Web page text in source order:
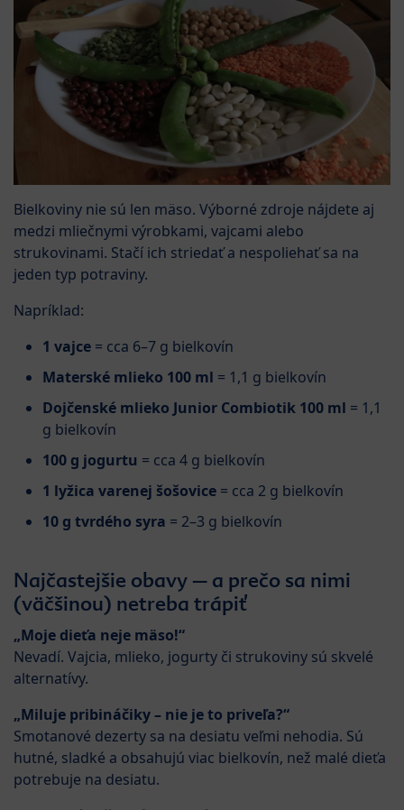
Bielkoviny nie sú len mäso. Výborné zdroje nájdete aj
medzi mliečnymi výrobkami, vajcami alebo
strukovinami. Stačí ich striedať a nespoliehať sa na
jeden typ potraviny.
Napríklad:
1 vajce = cca 6–7 g bielkovín
Materské mlieko 100 ml = 1,1 g bielkovín
Dojčenské mlieko Junior Combiotik 100 ml = 1,1
g bielkovín
100 g jogurtu = cca 4 g bielkovín
1 lyžica varenej šošovice = cca 2 g bielkovín
10 g tvrdého syra = 2–3 g bielkovín
Najčastejšie obavy – a prečo sa nimi
(väčšinou) netreba trápiť
„Moje dieťa neje mäso!“
Nevadí. Vajcia, mlieko, jogurty či strukoviny sú skvelé
alternatívy.
„Miluje pribináčiky – nie je to priveľa?“
Smotanové dezerty sa na desiatu veľmi nehodia. Sú
hutné, sladké a obsahujú viac bielkovín, než malé dieťa
potrebuje na desiatu.